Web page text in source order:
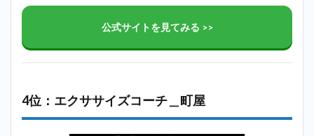
公式サイトを見てみる >>
4位：エクササイズコーチ＿町屋